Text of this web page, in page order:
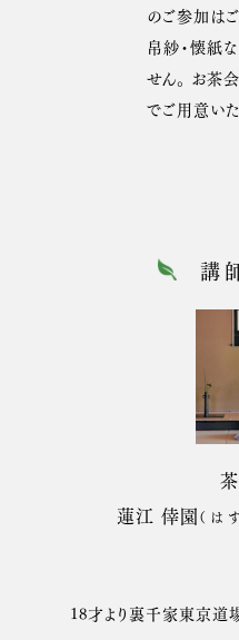
のご参加は
帛紗・懐紙
せん。 お茶
でご用意いた
講
蓮江 倖園（は
18才より裏千家東京道